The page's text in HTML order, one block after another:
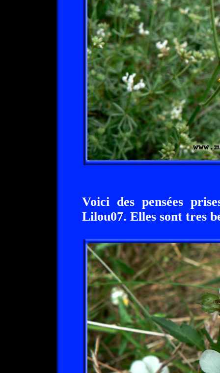
Voici des pensées
Lilou07. Elles sont tres